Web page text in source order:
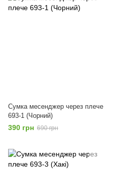
Сумка месенджер через плече
693-1 (Чорний)
390 грн 690 грн